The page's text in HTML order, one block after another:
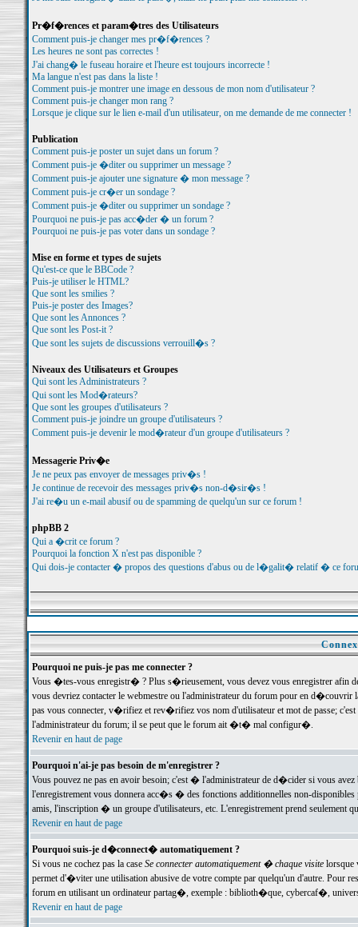
Pr�f�rences et param�tres des Utilisateurs
Comment puis-je changer mes pr�f�rences ?
Les heures ne sont pas correctes !
J'ai chang� le fuseau horaire et l'heure est toujours incorrecte !
Ma langue n'est pas dans la liste !
Comment puis-je montrer une image en dessous de mon nom d'utilisateur ?
Comment puis-je changer mon rang ?
Lorsque je clique sur le lien e-mail d'un utilisateur, on me demande de me connecter !
Publication
Comment puis-je poster un sujet dans un forum ?
Comment puis-je �diter ou supprimer un message ?
Comment puis-je ajouter une signature � mon message ?
Comment puis-je cr�er un sondage ?
Comment puis-je �diter ou supprimer un sondage ?
Pourquoi ne puis-je pas acc�der � un forum ?
Pourquoi ne puis-je pas voter dans un sondage ?
Mise en forme et types de sujets
Qu'est-ce que le BBCode ?
Puis-je utiliser le HTML?
Que sont les smilies ?
Puis-je poster des Images?
Que sont les Annonces ?
Que sont les Post-it ?
Que sont les sujets de discussions verrouill�s ?
Niveaux des Utilisateurs et Groupes
Qui sont les Administrateurs ?
Qui sont les Mod�rateurs?
Que sont les groupes d'utilisateurs ?
Comment puis-je joindre un groupe d'utilisateurs ?
Comment puis-je devenir le mod�rateur d'un groupe d'utilisateurs ?
Messagerie Priv�e
Je ne peux pas envoyer de messages priv�s !
Je continue de recevoir des messages priv�s non-d�sir�s !
J'ai re�u un e-mail abusif ou de spamming de quelqu'un sur ce forum !
phpBB 2
Qui a �crit ce forum ?
Pourquoi la fonction X n'est pas disponible ?
Qui dois-je contacter � propos des questions d'abus ou de l�galit� relatif � ce
Pourquoi ne puis-je pas me connecter ?
Vous �tes-vous enregistr� ? Plus s�rieusement, vous devez vous enregistrer
vous devriez contacter le webmestre ou l'administrateur du forum pour en
pas vous connecter, v�rifiez et rev�rifiez vos nom d'utilisateur et mot de passe;
l'administrateur du forum; il se peut que le forum ait �t� mal configur�.
Revenir en haut de page
Pourquoi n'ai-je pas besoin de m'enregistrer ?
Vous pouvez ne pas en avoir besoin; c'est � l'administrateur de d�cider si vous
l'enregistrement vous donnera acc�s � des fonctions additionnelles non-
amis, l'inscription � un groupe d'utilisateurs, etc. L'enregistrement prend seulement
Revenir en haut de page
Pourquoi suis-je d�connect� automatiquement ?
Si vous ne cochez pas la case Se connecter automatiquement � chaque visitelorsque
permet d'�viter une utilisation abusive de votre compte par quelqu'un d'autre. Pour
forum en utilisant un ordinateur partag�, exemple : biblioth�que, cybercaf�,
Revenir en haut de page